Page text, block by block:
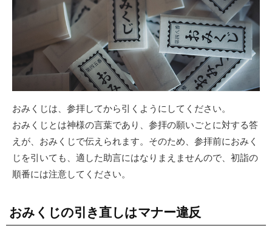
おみくじは、参拝してから引くようにしてください。
おみくじとは神様の言葉であり、参拝の願いごとに対する答
えが、おみくじで伝えられます。そのため、参拝前におみく
じを引いても、適した助言にはなりまえませんので、初詣の
順番には注意してください。
おみくじの引き直しはマナー違反